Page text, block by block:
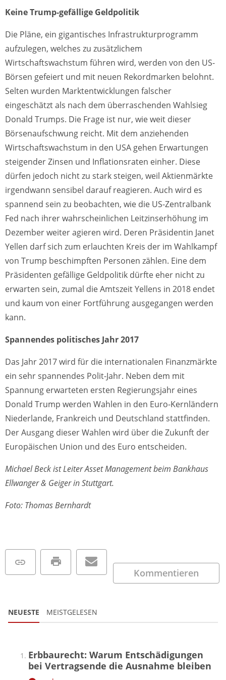
Keine Trump-gefällige Geldpolitik
Die Pläne, ein gigantisches Infrastrukturprogramm
aufzulegen, welches zu zusätzlichem
Wirtschaftswachstum führen wird, werden von den US-
Börsen gefeiert und mit neuen Rekordmarken belohnt.
Selten wurden Marktentwicklungen falscher
eingeschätzt als nach dem überraschenden Wahlsieg
Donald Trumps. Die Frage ist nur, wie weit dieser
Börsenaufschwung reicht. Mit dem anziehenden
Wirtschaftswachstum in den USA gehen Erwartungen
steigender Zinsen und Inflationsraten einher. Diese
dürfen jedoch nicht zu stark steigen, weil Aktienmärkte
irgendwann sensibel darauf reagieren. Auch wird es
spannend sein zu beobachten, wie die US-Zentralbank
Fed nach ihrer wahrscheinlichen Leitzinserhöhung im
Dezember weiter agieren wird. Deren Präsidentin Janet
Yellen darf sich zum erlauchten Kreis der im Wahlkampf
von Trump beschimpften Personen zählen. Eine dem
Präsidenten gefällige Geldpolitik dürfte eher nicht zu
erwarten sein, zumal die Amtszeit Yellens in 2018 endet
und kaum von einer Fortführung ausgegangen werden
kann.
Spannendes politisches Jahr 2017
Das Jahr 2017 wird für die internationalen Finanzmärkte
ein sehr spannendes Polit-Jahr. Neben dem mit
Spannung erwarteten ersten Regierungsjahr eines
Donald Trump werden Wahlen in den Euro-Kernländern
Niederlande, Frankreich und Deutschland stattfinden.
Der Ausgang dieser Wahlen wird über die Zukunft der
Europäischen Union und des Euro entscheiden.
Michael Beck ist Leiter Asset Management beim Bankhaus
Ellwanger & Geiger in Stuttgart.
Foto: Thomas Bernhardt
Kommentieren
NEUESTE MEISTGELESEN
Erbbaurecht: Warum Entschädigungen
bei Vertragsende die Ausnahme bleiben